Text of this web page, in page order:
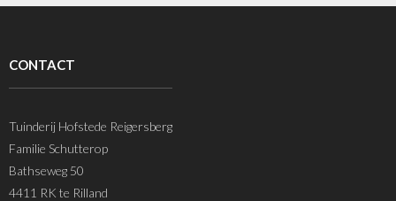
CONTACT
Tuinderij Hofstede Reigersberg
Familie Schutterop
Bathseweg 50
4411 RK te Rilland